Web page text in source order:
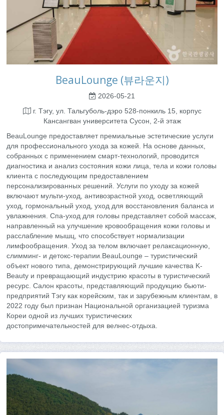
BeauLounge (뷰라운지)
2026-05-21
г. Тэгу, ул. Тальгуболь-дэро 528-понкиль 15, корпус
Кансангван университета Сусон, 2-й этаж
BeauLounge предоставляет премиальные эстетические услуги
для профессионального ухода за кожей. На основе данных,
собранных с применением смарт-технологий, проводится
диагностика и анализ состояния кожи лица, тела и кожи головы
клиента с последующим предоставлением
персонализированных решений. Услуги по уходу за кожей
включают мульти-уход, антивозрастной уход, осветляющий
уход, гормональный уход, уход для восстановления баланса и
увлажнения. Спа-уход для головы представляет собой массаж,
направленный на улучшение кровообращения кожи головы и
расслабление мышц, что способствует нормализации
лимфообращения. Уход за телом включает релаксационную,
слимминг- и детокс-терапии.BeauLounge – туристический
объект нового типа, демонстрирующий лучшие качества K-
Beauty и превращающий индустрию красоты в туристический
ресурс. Салон красоты, представляющий продукцию бьюти-
предприятий Тэгу как корейским, так и зарубежным клиентам, в
2022 году был признан Национальной организацией туризма
Кореи одной из лучших туристических
достопримечательностей для велнес-отдыха.